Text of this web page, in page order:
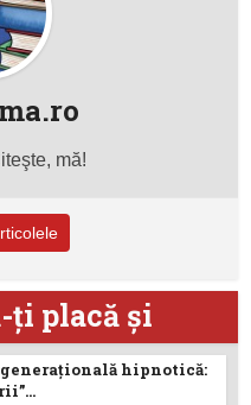
mă!
ţi placă şi
hipnotică: